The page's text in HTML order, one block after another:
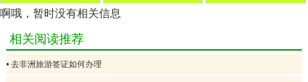
啊哦，暂时没有相关信息
相关阅读推荐
• 去非洲旅游签证如何办理